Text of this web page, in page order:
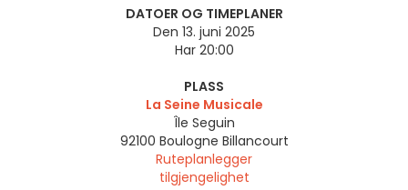
DATOER OG TIMEPLANER
Den 13. juni 2025
Har 20:00
PLASS
La Seine Musicale
Île Seguin
92100 Boulogne Billancourt
Ruteplanlegger
tilgjengelighet